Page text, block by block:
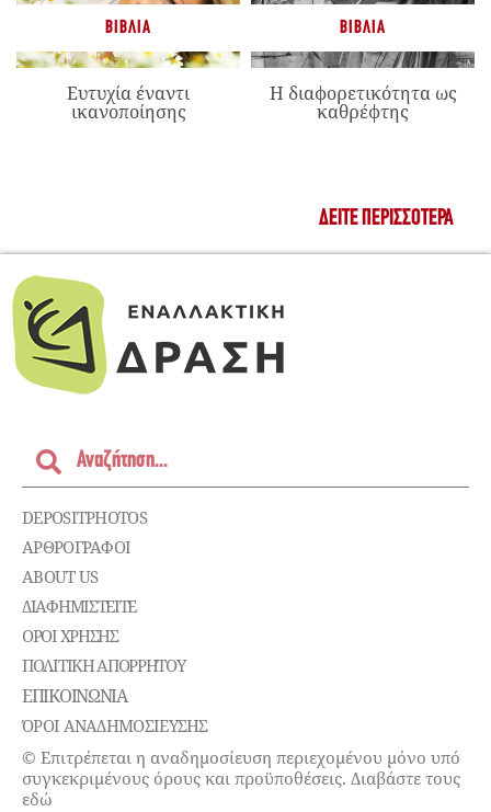
ΒΙΒΛΊΑ
Ευτυχία έναντι
ικανοποίησης
ΒΙΒΛΊΑ
Η διαφορετικότητα ως
καθρέφτης
ΔΕΊΤΕ ΠΕΡΙΣΣΌΤΕΡΑ
DEPOSITPHOTOS
ΑΡΘΡΟΓΡΑΦΟΙ
ABOUT US
ΔΙΑΦΗΜΙΣΤΕΊΤΕ
ΌΡΟΙ ΧΡΉΣΗΣ
ΠΟΛΙΤΙΚΉ ΑΠΟΡΡΉΤΟΥ
ΕΠΙΚΟΙΝΩΝΊΑ
ΌΡΟΙ ΑΝΑΔΗΜΟΣΙΕΥΣΗΣ
© Επιτρέπεται η αναδημοσίευση περιεχομένου μόνο υπό
συγκεκριμένους όρους και προϋποθέσεις. Διαβάστε τους
εδώ